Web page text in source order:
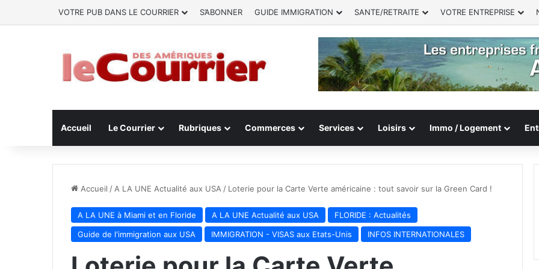
VOTRE PUB DANS LE COURRIER S’ABONNER GUIDE IMMIGRATION SANTE/RETRAITE VOTRE ENTREPRISE
Accueil Le Courrier Rubriques Commerces Services Loisirs Immo / Logement
Accueil / A LA UNE Actualité aux USA / Loterie pour la Carte Verte américaine : tout savoir sur la Green Card !
A LA UNE à Miami et en Floride A LA UNE Actualité aux USA
FLORIDE : Actualités
Guide de l'immigration aux USA
IMMIGRATION - VISAS aux Etats-Unis INFOS INTERNATIONALES